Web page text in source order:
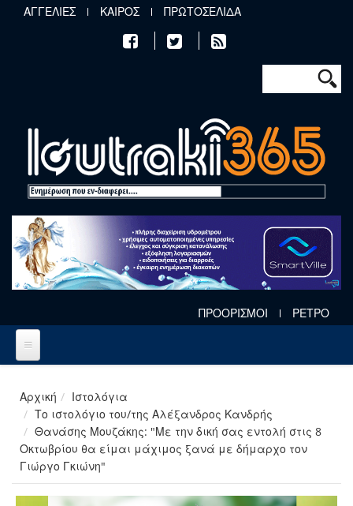
Παράκαμψη προς το κυρίως περιεχόμενο
ΑΓΓΕΛΙΕΣ ΚΑΙΡΟΣ ΠΡΩΤΟΣΕΛΙΔΑ
Φόρμα
Αναζήτηση
ΠΡΟΟΡΙΣΜΟΙ ΡΕΤΡΟ
Αρχική
Ιστολόγια
Το ιστολόγιο του/της Αλέξανδρος Κανδρής
Θανάσης Μουζάκης: "Με την δική σας εντολή στις 8
Οκτωβρίου θα είμαι μάχιμος ξανά με δήμαρχο τον
Γιώργο Γκιώνη"